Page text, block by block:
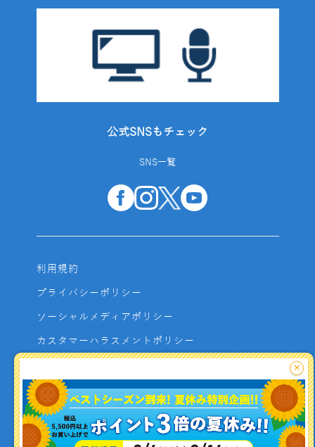
公式SNSもチェック
SNS一覧
利用規約
プライバシーポリシー
ソーシャルメディアポリシー
カスタマーハラスメントポリシー
よくあるご質問
お問い合わせ
利用者資金の保全方法
×